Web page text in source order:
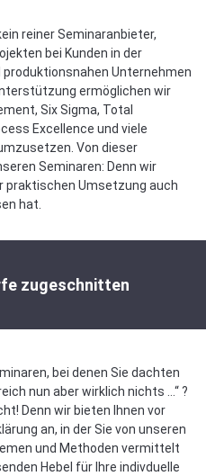
reiner Seminaranbieter,
bei Kunden in der
Unternehmen
ermöglichen wir
Six Sigma, Total
Excellence und viele
Von dieser
Seminaren: Denn wir
praktischen Umsetzung auch
hat.
zugeschnitten
bei denen Sie dachten
nun aber wirklich nichts …“ ?
Denn wir bieten Ihnen vor
an, in der Sie von unseren
und Methoden vermittelt
Hebel für Ihre indivduelle